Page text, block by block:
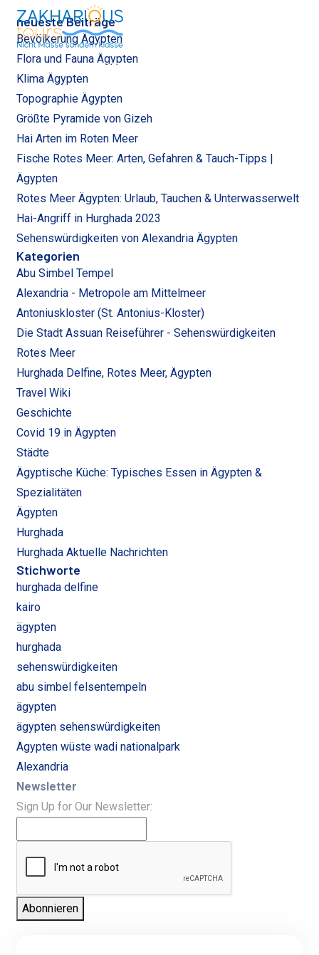
EUR
neueste Beiträge
Bevölkerung Ägypten
Flora und Fauna Ägypten
Klima Ägypten
Topographie Ägypten
Größte Pyramide von Gizeh
Hai Arten im Roten Meer
Fische Rotes Meer: Arten, Gefahren & Tauch-Tipps |
Ägypten
Rotes Meer Ägypten: Urlaub, Tauchen & Unterwasserwelt
Hai-Angriff in Hurghada 2023
Sehenswürdigkeiten von Alexandria Ägypten
Kategorien
Abu Simbel Tempel
Alexandria - Metropole am Mittelmeer
Antoniuskloster (St. Antonius-Kloster)
Die Stadt Assuan Reiseführer - Sehenswürdigkeiten
Rotes Meer
Hurghada Delfine, Rotes Meer, Ägypten
Travel Wiki
Geschichte
Covid 19 in Ägypten
Städte
Ägyptische Küche: Typisches Essen in Ägypten &
Spezialitäten
Ägypten
Hurghada
Hurghada Aktuelle Nachrichten
Stichworte
hurghada delfine
kairo
ägypten
hurghada
sehenswürdigkeiten
abu simbel felsentempeln
ägypten
ägypten sehenswürdigkeiten
Ägypten wüste wadi nationalpark
Alexandria
Newsletter
Sign Up for Our Newsletter:
Abonnieren